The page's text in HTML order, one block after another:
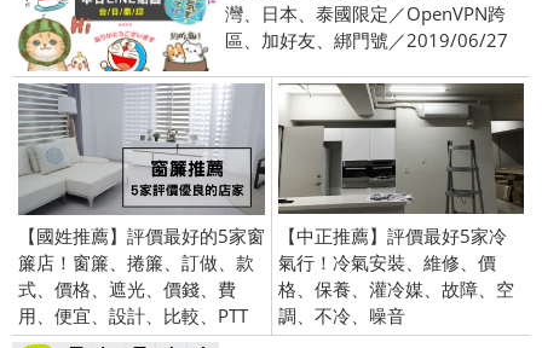
灣、日本、泰國限定／OpenVPN跨
區、加好友、綁門號／2019/06/27
【國姓推薦】評價最好的5家窗
簾店！窗簾、捲簾、訂做、款
式、價格、遮光、價錢、費
用、便宜、設計、比較、PTT
【中正推薦】評價最好5家冷
氣行！冷氣安裝、維修、價
格、保養、灌冷媒、故障、空
調、不冷、噪音